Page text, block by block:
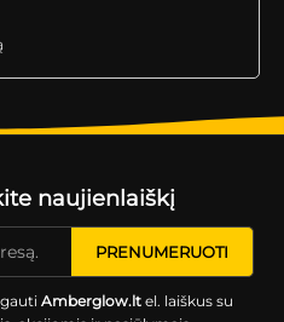
naujienlaiškį
Amberglow.ltel. laiškus su